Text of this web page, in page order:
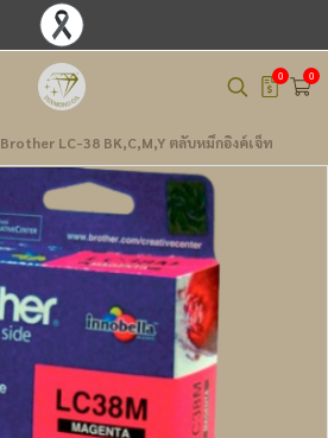
0 0
Brother LC-38 BK,C,M,Y ตลับหมึกอิงค์เจ็ท